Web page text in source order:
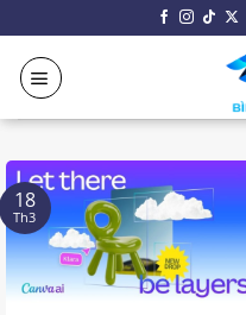
đến
nội
dung
18
Th3